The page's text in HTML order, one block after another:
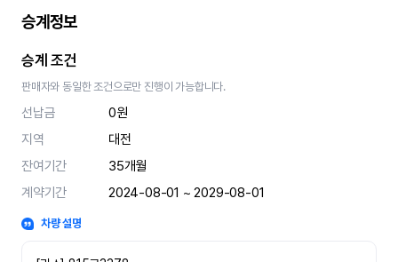
승계정보
승계 조건
판매자와 동일한 조건으로만 진행이 가능합니다.
선납금
0원
지역
대전
잔여기간
35개월
계약기간
2024-08-01 ~ 2029-08-01
차량 설명